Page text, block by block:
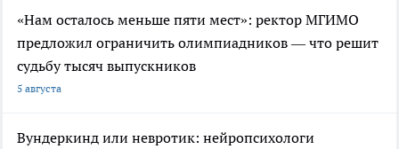
«Нам осталось меньше пяти мест»: ректор МГИМО
предложил ограничить олимпиадников — что решит
судьбу тысяч выпускников
5 августа
Вундеркинд или невротик: нейропсихологи